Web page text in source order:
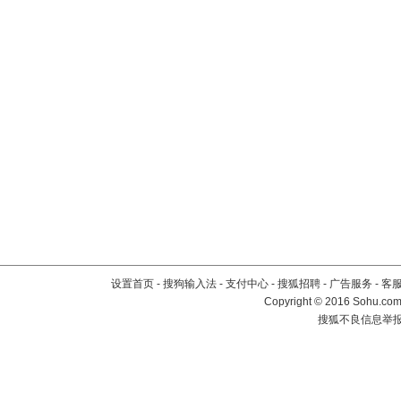
设置首页 - 搜狗输入法 - 支付中心 - 搜狐招聘 - 广告服务 - 客
Copyright©2016
搜狐不良信息举